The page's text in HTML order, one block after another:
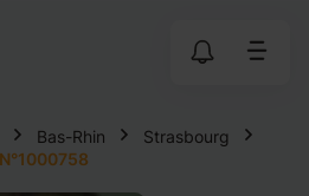
Bas-Rhin
Strasbourg
N°1000758